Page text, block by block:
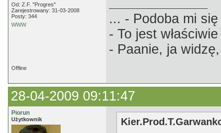
Od: Z.F. "Progres"
Zarejestrowany: 31-03-2008
Posty: 344
WWW
... - Podoba mi
- To jest
- Paanie, ja
Offline
28-04-2009 09:11:47
Piorun
Użytkownik